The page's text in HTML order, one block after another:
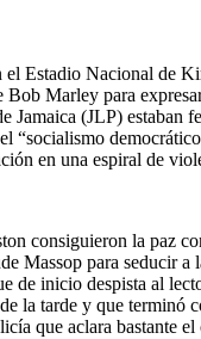
el Estadio Nacional de
Bob Marley para
(JLP)
“socialismo
en una espiral de
consiguieron la paz
Massop para seducir
de inicio despista al
la tarde y que
que aclara bastante